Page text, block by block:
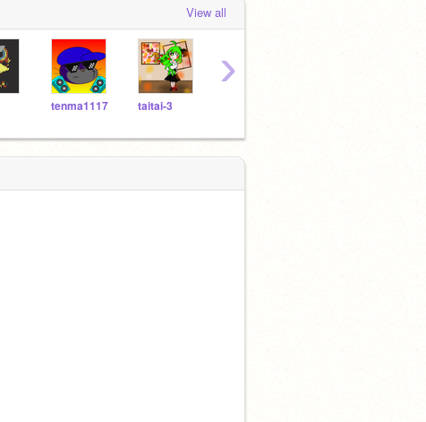
View all
tenma1117 taitai-3
›